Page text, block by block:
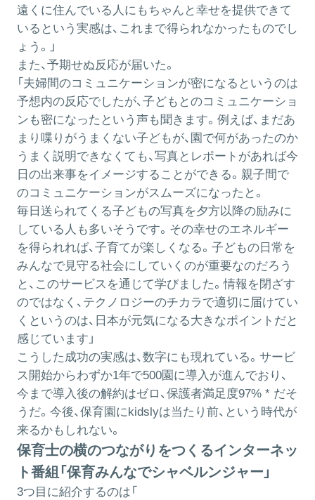
遠くに住んでいる人にもちゃんと幸せを提供できて
いるという実感は、これまで得られなかったものでし
ょう。」
また、予期せぬ反応が届いた。
「夫婦間のコミュニケーションが密になるというのは
予想内の反応でしたが、子どもとのコミュニケーショ
ンも密になったという声も聞きます。例えば、まだあ
まり喋りがうまくない子どもが、園で何があったのか
うまく説明できなくても、写真とレポートがあれば今
日の出来事をイメージすることができる。親子間で
のコミュニケーションがスムーズになったと。
毎日送られてくる子どもの写真を夕方以降の励みに
している人も多いそうです。その幸せのエネルギー
を得られれば、子育てが楽しくなる。子どもの日常を
みんなで見守る社会にしていくのが重要なのだろう
と、このサービスを通じて学びました。情報を閉ざす
のではなく、テクノロジーのチカラで適切に届けてい
くというのは、日本が元気になる大きなポイントだと
感じています」
こうした成功の実感は、数字にも現れている。サービ
ス開始からわずか1年で500園に導入が進んでおり、
今まで導入後の解約はゼロ、保護者満足度97% * だそ
うだ。今後、保育園にkidslyは当たり前、という時代が
来るかもしれない。
保育士の横のつながりをつくるインターネッ
ト番組「保育みんなでシャベルンジャー」
3つ目に紹介するのは「